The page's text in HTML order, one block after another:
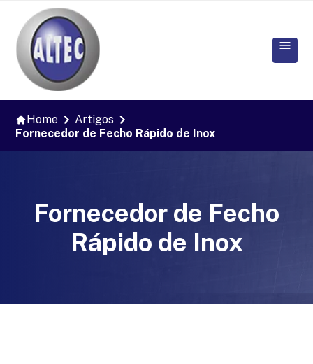
Home
Artigos
Fornecedor de Fecho Rápido de Inox
Fornecedor de Fecho
Rápido de Inox